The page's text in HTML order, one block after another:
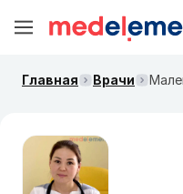
Главная Врачи